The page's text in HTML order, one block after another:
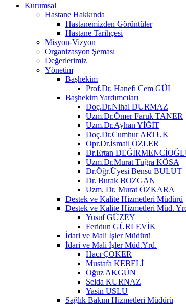
Kurumsal
Hastane Hakkında
Hastanemizden Görüntüler
Hastane Tarihçesi
Misyon-Vizyon
Organizasyon Şeması
Değerlerimiz
Yönetim
Başhekim
Prof.Dr. Hanefi Cem GÜL
Başhekim Yardımcıları
Doç.Dr.Nihal DURMAZ
Uzm.Dr.Ömer Faruk TANER
Uzm.Dr.Ayhan YİĞİT
Doç.Dr.Cumhur ARTUK
Opr.Dr.İsmail ÖZLER
Dr.Ertan
Uzm.Dr.Murat Tuğra KÖSA
Dr.Öğr.Üyesi Bensu BULUT
Dr. Burak BOZGAN
Uzm. Dr. Murat ÖZKARA
Destek ve Kalite Hizmetleri Müdürü
Destek ve Kalite Hizmetleri Müd.
Yusuf GÜZEY
Feridun GÜRLEVİK
İdari ve Mali İşler Müdürü
İdari ve Mali İşler Müd.Yrd.
Hacı ÇOKER
Mustafa KEBELİ
Oğuz AKGÜN
Selda KURNAZ
Yasin USLU
Sağlık Bakım Hizmetleri Müdürü